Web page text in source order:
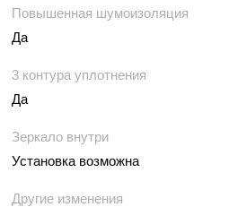
Повышенная шумоизоляция
Да
3 контура уплотнения
Да
Зеркало внутри
Установка возможна
Другие